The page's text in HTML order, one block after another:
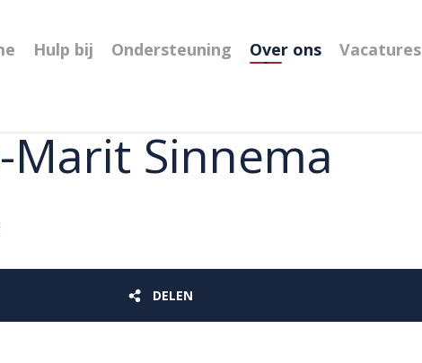
Hulp bij Ondersteuning Over ons Vacatures
Marit Sinnema
DELEN